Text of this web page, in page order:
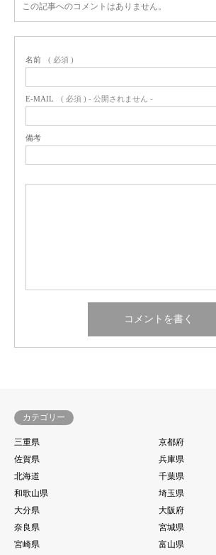
この記事へのコメントはありません。
名前 ( 必須 )
E-MAIL ( 必須 ) - 公開されません -
備考
カテゴリー
三重県
京都府
佐賀県
兵庫県
北海道
千葉県
和歌山県
埼玉県
大分県
大阪府
奈良県
宮城県
宮崎県
富山県